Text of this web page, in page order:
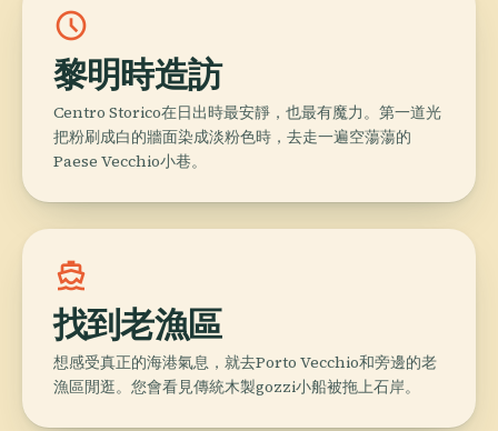
schedule
黎明時造訪
Centro Storico在日出時最安靜，也最有魔力。第一道光
把粉刷成白的牆面染成淡粉色時，去走一遍空蕩蕩的
Paese Vecchio小巷。
directions_boat
找到老漁區
想感受真正的海港氣息，就去Porto Vecchio和旁邊的老
漁區閒逛。您會看見傳統木製gozzi小船被拖上石岸。